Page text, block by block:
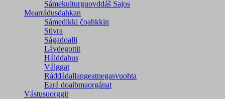
Sámekulturguovddáš Sajos
Mearrádusdahkan
Sámedikki čoahkkin
Stivra
Ságadoalli
Lávdegottit
Hálddahus
Válggat
Ráđđádallangeatnegas­vuohta
Eará doaibmaorgánat
Vástusuorggit